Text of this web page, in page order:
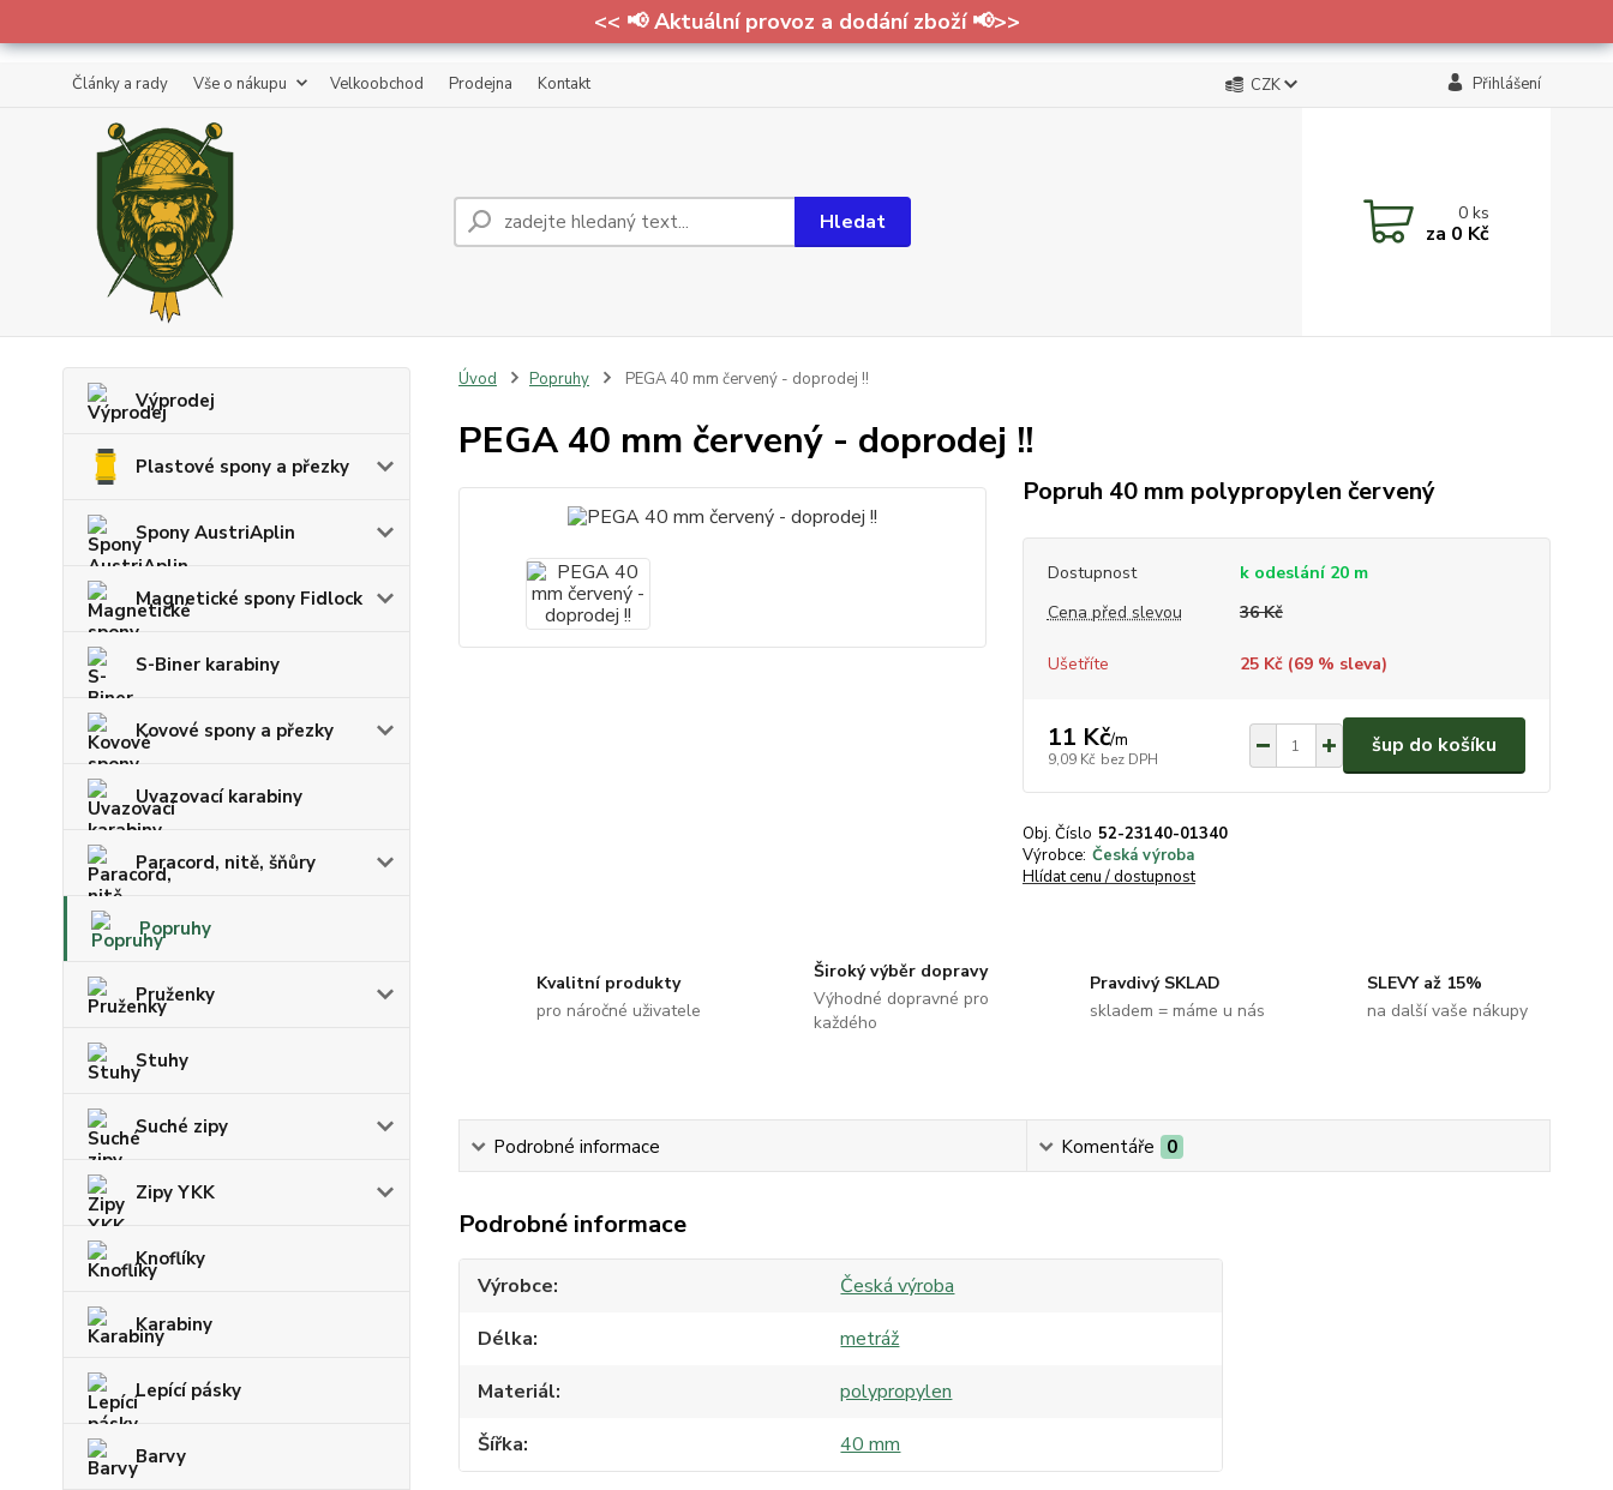
<< 📢 Aktuální provoz a dodání zboží 📢>>
Články a rady Vše o nákupu Velkoobchod Prodejna Kontakt CZK Přihlášení
Hledat 0ks
za 0 Kč
Výprodej
Plastové spony a přezky
Spony AustriAplin
Magnetické spony Fidlock
S-Biner karabiny
Kovové spony a přezky
Uvazovací karabiny
Paracord, nitě, šňůry
Popruhy
Pruženky
Stuhy
Suché zipy
Zipy YKK
Knoflíky
Karabiny
Lepící pásky
Barvy
Úvod Popruhy PEGA 40 mm červený - doprodej !!
PEGA 40 mm červený - doprodej !!
Popruh 40 mm polypropylen červený
Dostupnost
k odeslání 20 m
Cena před slevou
36 Kč
Ušetříte 25 Kč (69% sleva)
11 Kč/m
9,09 Kč bez DPH
šup do košíku
Obj. Číslo 52-23140-01340
Výrobce: Česká výroba
Hlídat cenu / dostupnost
Kvalitní produkty
pro náročné uživatele
Široký výběr dopravy
Výhodné dopravné pro
každého
Pravdivý SKLAD
skladem = máme u nás
SLEVY až 15%
na další vaše nákupy
Podrobné informace Komentáře 0
Podrobné informace
Výrobce
Česká výroba
Délka
metráž
Materiál
polypropylen
Šířka
40 mm